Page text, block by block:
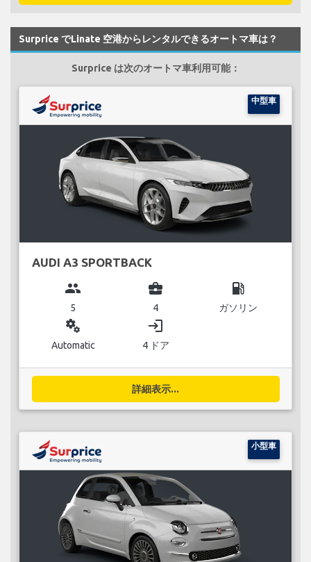
Surprice でLinate 空港からレンタルできるオートマ車は？
Surprice は次のオートマ車利用可能：
中型車
AUDI A3 SPORTBACK
group
5
business_center
4
local_gas_station
ガソリン
miscellaneous_services
Automatic
login
4 ドア
詳細表示...
小型車